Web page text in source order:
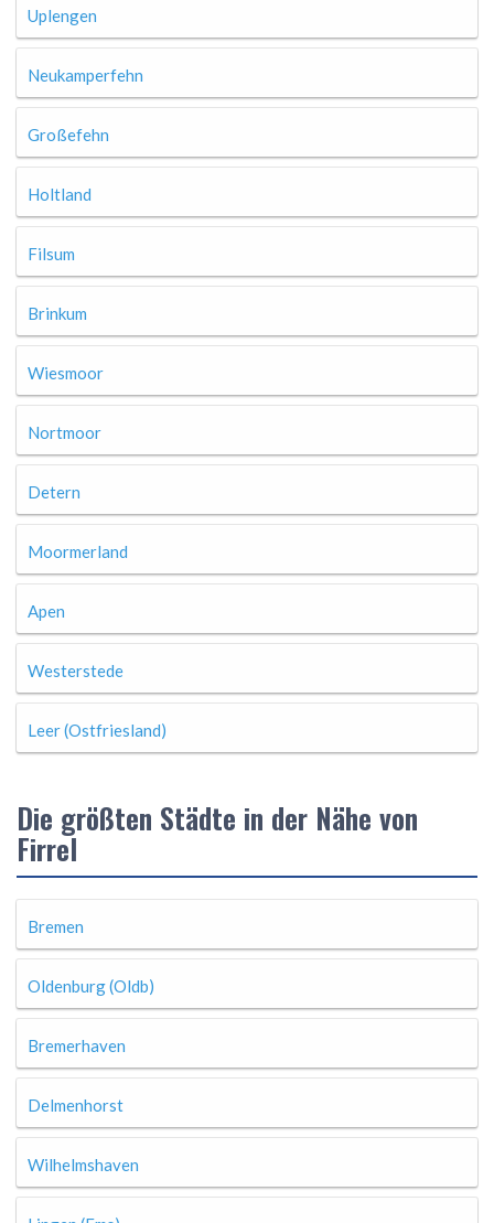
Uplengen
Neukamperfehn
Großefehn
Holtland
Filsum
Brinkum
Wiesmoor
Nortmoor
Detern
Moormerland
Apen
Westerstede
Leer (Ostfriesland)
Die größten Städte in der Nähe von
Firrel
Bremen
Oldenburg (Oldb)
Bremerhaven
Delmenhorst
Wilhelmshaven